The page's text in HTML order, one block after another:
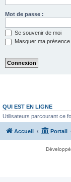
Mot de passe :
Se souvenir de moi
Masquer ma
QUI EST EN LIGNE
Utilisateurs parcourant ce
Accueil Portail